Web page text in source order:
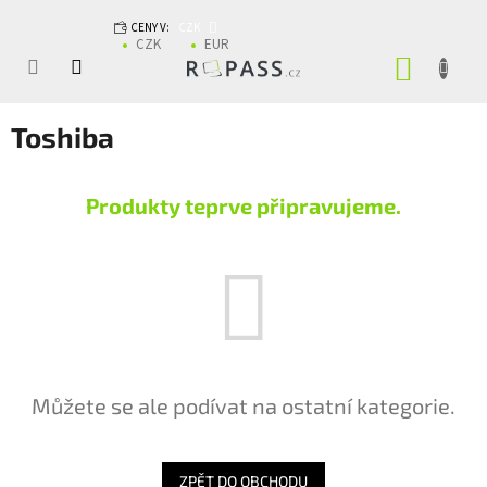
CENY V:
CZK EUR
Toshiba
Produkty teprve připravujeme.
Můžete se ale podívat na ostatní kategorie.
ZPĚT DO OBCHODU